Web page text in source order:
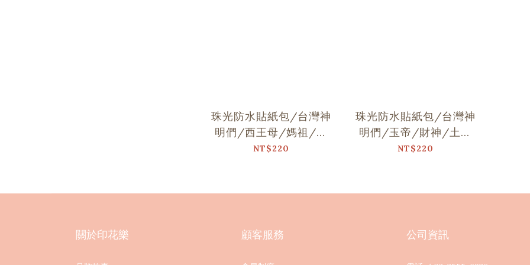
珠光防水貼紙包/台灣神
明們/西王母/媽祖/城
隍/關公/月老/虎爺
NT$220
珠光防水貼紙包/台灣神
明們/玉帝/財神/土地
公/文昌/觀音/玄天上
NT$220
關於印花樂 顧客服務 公司資訊